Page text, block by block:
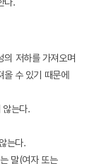
의 저하를 가져오며
수 있기 때문에
않는다.
는다.
말(여자 또는